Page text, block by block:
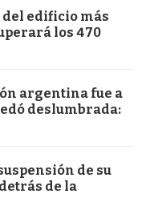
edificio más
los 470
argentina fue a
deslumbrada:
de su
de la